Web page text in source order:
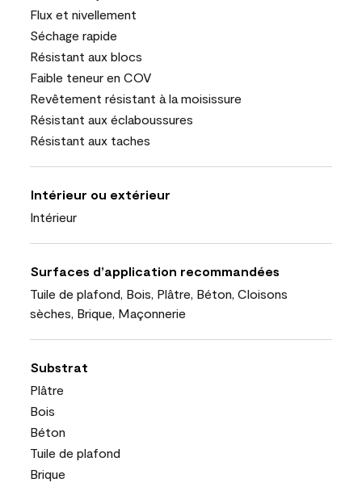
Flux et nivellement
Séchage rapide
Résistant aux blocs
Faible teneur en COV
Revêtement résistant à la moisissure
Résistant aux éclaboussures
Résistant aux taches
Intérieur ou extérieur
Intérieur
Surfaces d’application recommandées
Tuile de plafond, Bois, Plâtre, Béton, Cloisons
sèches, Brique, Maçonnerie
Substrat
Plâtre
Bois
Béton
Tuile de plafond
Brique